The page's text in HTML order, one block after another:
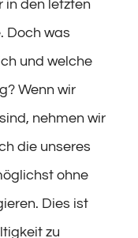
in den letzten
Doch was
und welche
Wenn wir
nehmen wir
die unseres
ohne
Dies ist
zu